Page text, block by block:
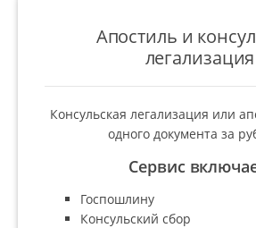
Апостиль и
легализация
Консульская легализация или
одного документа за
Сервис
Госпошлину
Консульский сбор